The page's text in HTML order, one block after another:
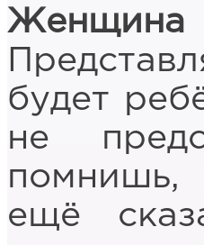
Женщина
будет
не
помнишь,
ещё